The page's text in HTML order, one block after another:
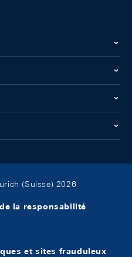
(Suisse) 2026
la responsabilité
et sites frauduleux